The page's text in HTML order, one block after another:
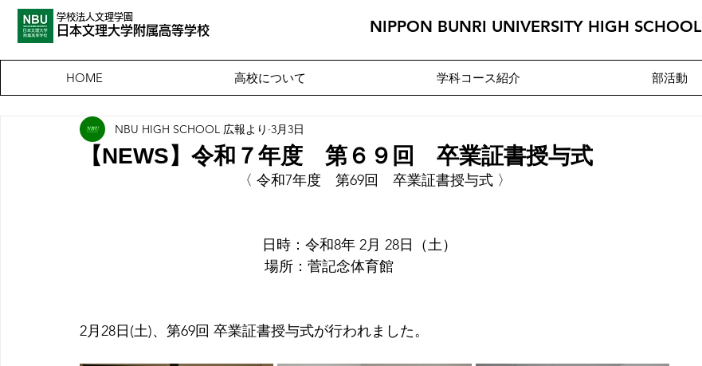
学校法人文理学園
​日本文理大学附属高等学校 NIPPON BUNRI UNIVERSITY HIGH SCHOOL
HOME 高校について 学科コース紹介 部活動
【NEWS】令和７年度 第６９回 卒業証書授与式
NBU HIGH SCHOOL 広報より 3月3日
〈 令和7年度　第69回　卒業証書授与式 〉
日時：令和8年 2月 28日（土）
場所：菅記念体育館
2月28日(土)、第69回 卒業証書授与式が行われました。